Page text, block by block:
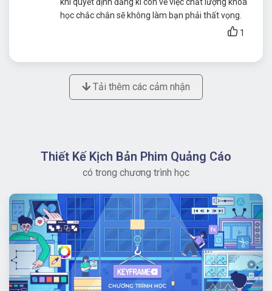
học chắc chắn sẽ không làm bạn phải thất vọng.
1
Tải thêm các cảm nhận
Thiết Kế Kịch Bản Phim Quảng Cáo
có trong chương trình học